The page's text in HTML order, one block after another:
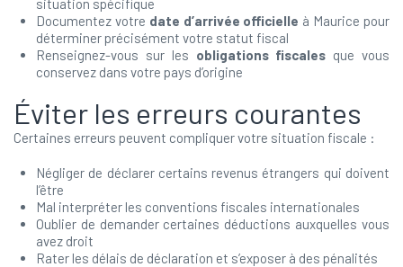
situation spécifique
Documentez votre date d’arrivée officielle à Maurice pour
déterminer précisément votre statut fiscal
Renseignez-vous sur les obligations fiscales que vous
conservez dans votre pays d’origine
Éviter les erreurs courantes
Certaines erreurs peuvent compliquer votre situation fiscale :
Négliger de déclarer certains revenus étrangers qui doivent
l’être
Mal interpréter les conventions fiscales internationales
Oublier de demander certaines déductions auxquelles vous
avez droit
Rater les délais de déclaration et s’exposer à des pénalités